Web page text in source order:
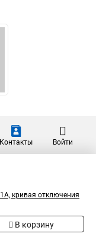
Контакты Войти
кривая отключения
В корзину